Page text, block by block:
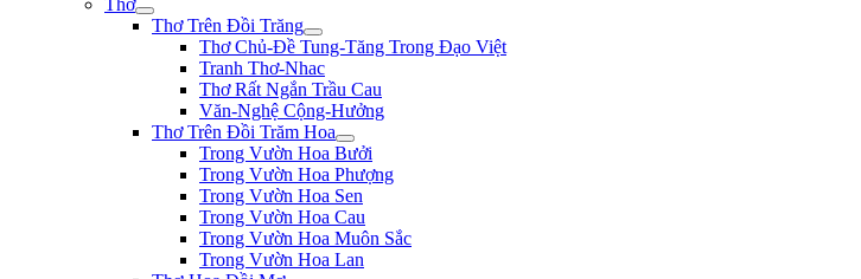
Thơ
Thơ Trên Đồi Trăng
Thơ Chủ-Đề Tung-Tăng Trong Đạo Việt
Tranh Thơ-Nhac
Thơ Rất Ngắn Trầu Cau
Văn-Nghệ Cộng-Hưởng
Thơ Trên Đồi Trăm Hoa
Trong Vườn Hoa Bưởi
Trong Vườn Hoa Phượng
Trong Vườn Hoa Sen
Trong Vườn Hoa Cau
Trong Vườn Hoa Muôn Sắc
Trong Vườn Hoa Lan